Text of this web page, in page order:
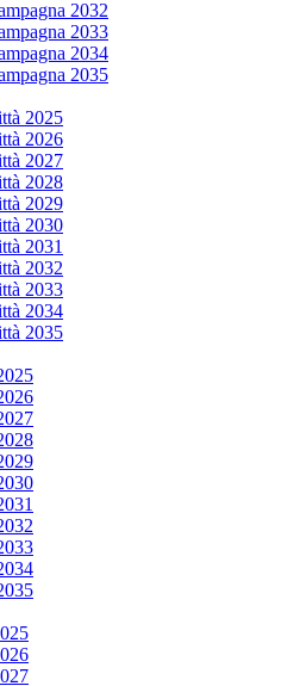
2032
2033
2034
2035
2025
2026
2027
2028
2029
2030
2031
2032
2033
2034
2035